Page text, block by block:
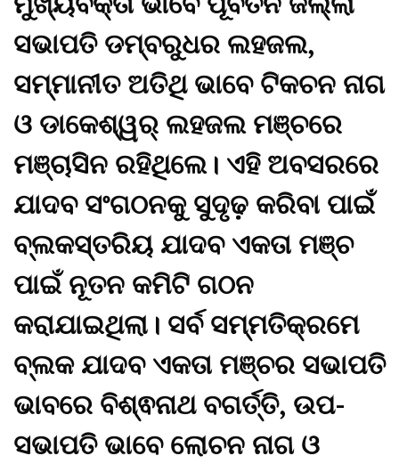
ସଭାପତି ଡମ୍ବରୁଧର ଲହଜଲ,
ସମ୍ମାନୀତ ଅତିଥି ଭାବେ ଟିକଚନ ନାଗ
ଓ ଡାକେଶ୍ୱର୍ ଲହଜଲ ମଞ୍ଚରେ
ମଞ୍ଚାସିନ ରହିଥିଲେ। ଏହି ଅବସରରେ
ଯାଦବ ସଂଗଠନକୁ ସୁଦୃଢ଼ କରିବା ପାଇଁ
ବ୍ଲକସ୍ତରିୟ ଯାଦବ ଏକତା ମଞ୍ଚ
ପାଇଁ ନୂତନ କମିଟି ଗଠନ
କରାଯାଇଥିଲା। ସର୍ବ ସମ୍ମତିକ୍ରମେ
ବ୍ଲକ ଯାଦବ ଏକତା ମଞ୍ଚର ସଭାପତି
ଭାବରେ ବିଶ୍ଵନାଥ ବଗର୍ତ୍ତି, ଉପ-
ସଭାପତି ଭାବେ ଲୋଚନ ନାଗ ଓ